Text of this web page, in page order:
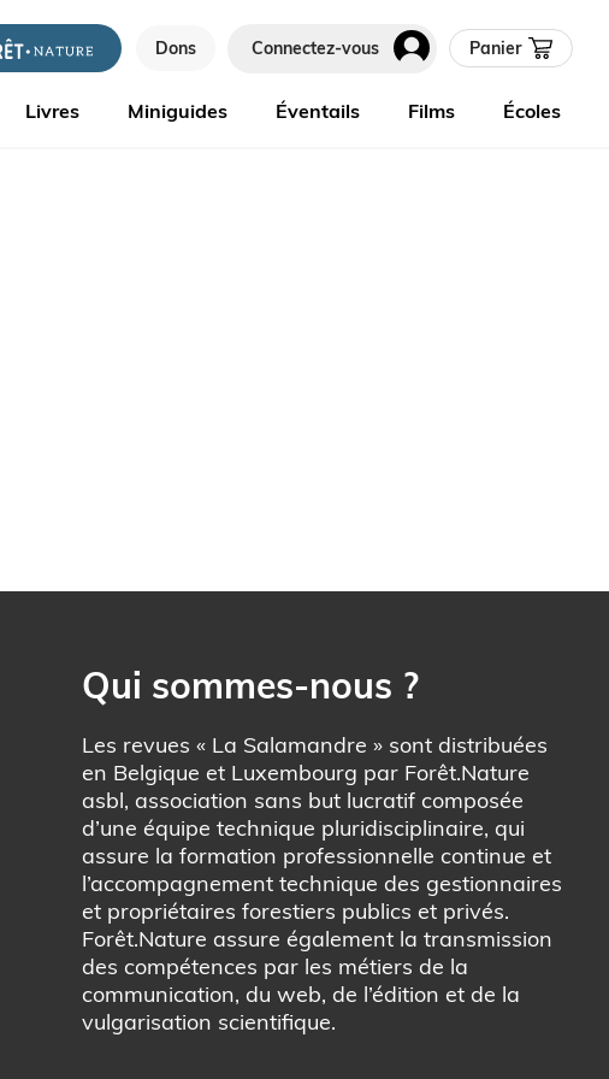
Dons Connectez-vous Panier
Livres Miniguides Éventails Films Écoles
Qui sommes-nous ?
Les revues « La Salamandre » sont distribuées
en Belgique et Luxembourg par Forêt.Nature
asbl, association sans but lucratif composée
d’une équipe technique pluridisciplinaire, qui
assure la formation professionnelle continue et
l’accompagnement technique des gestionnaires
et propriétaires forestiers publics et privés.
Forêt.Nature assure également la transmission
des compétences par les métiers de la
communication, du web, de l’édition et de la
vulgarisation scientifique.